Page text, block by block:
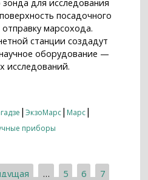
для исследования
посадочного
марсохода.
станции создадут
оборудование —
исследований.
|ЭкзоМарс| Марс|
приборы
… 5 6 7